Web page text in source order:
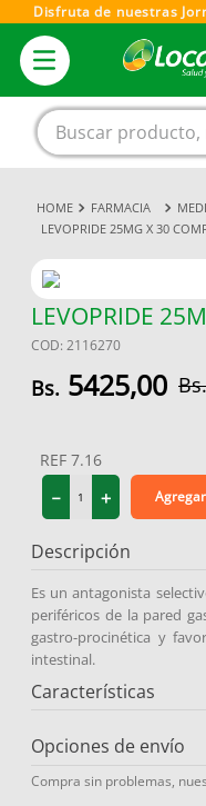
Disfruta de nuestras
Buscar producto,
FARMACIA
LEVOPRIDE 25MG X 30
LEVOPRIDE
COD: 2116270
5425,00
REF 7.16
＋
－ Agregar
Descripción
Es un antagonista
periféricos de la pared
gastro-procinética y
intestinal.
Características
Opciones de envío
Compra sin problemas,
1.
magnesio
3 .
4.
vitamina c
.
.
protector solar
10. medias compresión